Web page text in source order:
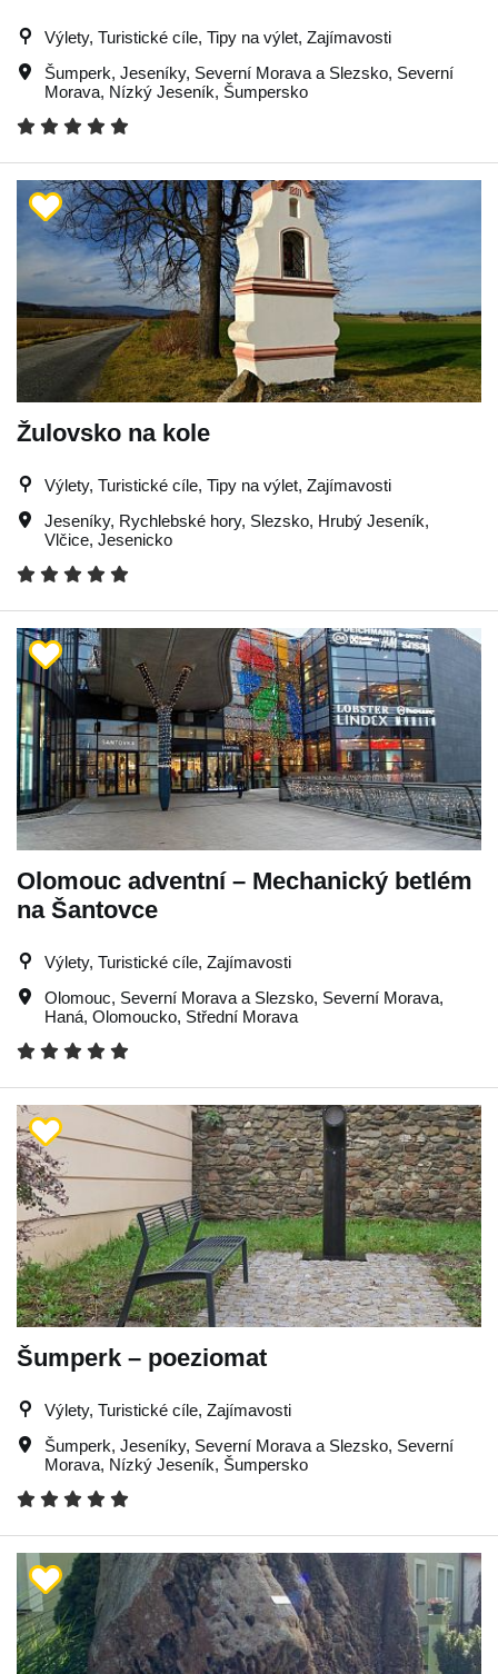
Výlety, Turistické cíle, Tipy na výlet, Zajímavosti
Šumperk, Jeseníky, Severní Morava a Slezsko, Severní
Morava, Nízký Jeseník, Šumpersko
Žulovsko na kole
Výlety, Turistické cíle, Tipy na výlet, Zajímavosti
Jeseníky, Rychlebské hory, Slezsko, Hrubý Jeseník,
Vlčice, Jesenicko
Olomouc adventní – Mechanický betlém
na Šantovce
Výlety, Turistické cíle, Zajímavosti
Olomouc, Severní Morava a Slezsko, Severní Morava,
Haná, Olomoucko, Střední Morava
Šumperk – poeziomat
Výlety, Turistické cíle, Zajímavosti
Šumperk, Jeseníky, Severní Morava a Slezsko, Severní
Morava, Nízký Jeseník, Šumpersko